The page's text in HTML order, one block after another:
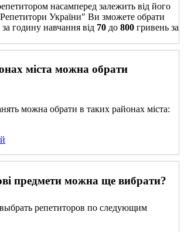
насамперед залежить від його
України" Ви зможете обрати
годину навчання від 70 до 800 гривень за
міста можна обрати
можна обрати в таких районах міста:
предмети можна ще вибрати?
репетиторов по следующим